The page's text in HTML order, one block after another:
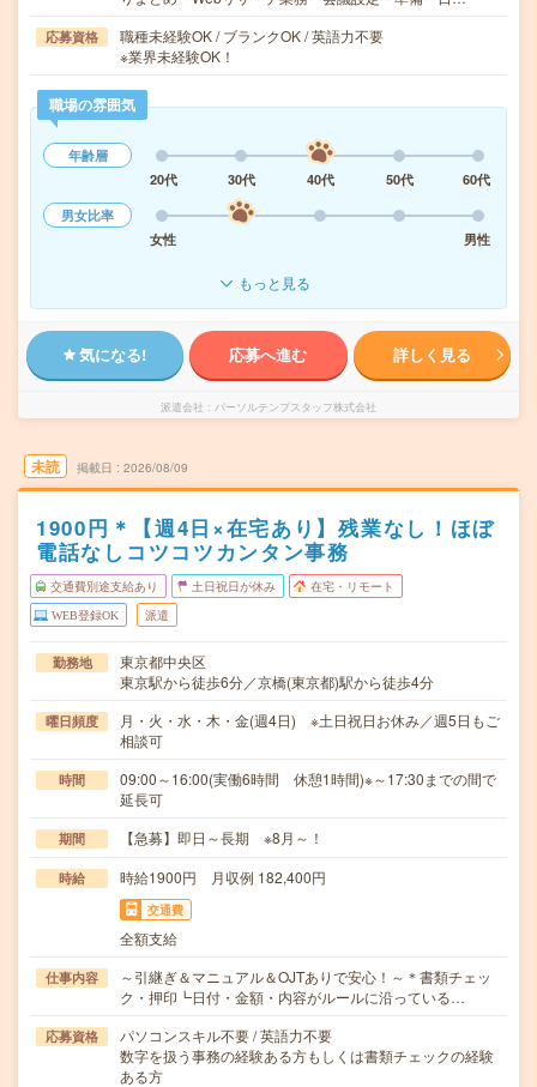
応募資格
職種未経験OK / ブランクOK / 英語力不要
※業界未経験OK！
職場の雰囲気
年齢層
20代
30代 40代 50代
60代
男女比率
女性
男性
もっと見る
気になる! 応募へ進む 詳しく見る
派遣会社 パーソルテンプスタッフ株式会社
未読 掲載日 2026/08/09
1900円＊【週4日×在宅あり】残業なし！ほぼ
電話なしコツコツカンタン事務
交通費別途支給あり 土日祝日が休み 在宅・リモート
WEB登録OK 派遣
勤務地
東京都中央区
東京駅から徒歩6分／京橋(東京都)駅から徒歩4分
曜日頻度
月・火・水・木・金(週4日) ※土日祝日お休み／週5日もご
相談可
時間
09:00～16:00(実働6時間 休憩1時間)※～17:30までの間で
延長可
期間 【急募】即日～長期 ※8月～！
時給 時給1900円 月収例 182,400円
交通費
全額支給
仕事内容
～引継ぎ＆マニュアル＆OJTありで安心！～＊書類チェッ
ク・押印┗日付・金額・内容がルールに沿っている…
応募資格
パソコンスキル不要 / 英語力不要
数字を扱う事務の経験ある方もしくは書類チェックの経験
ある方